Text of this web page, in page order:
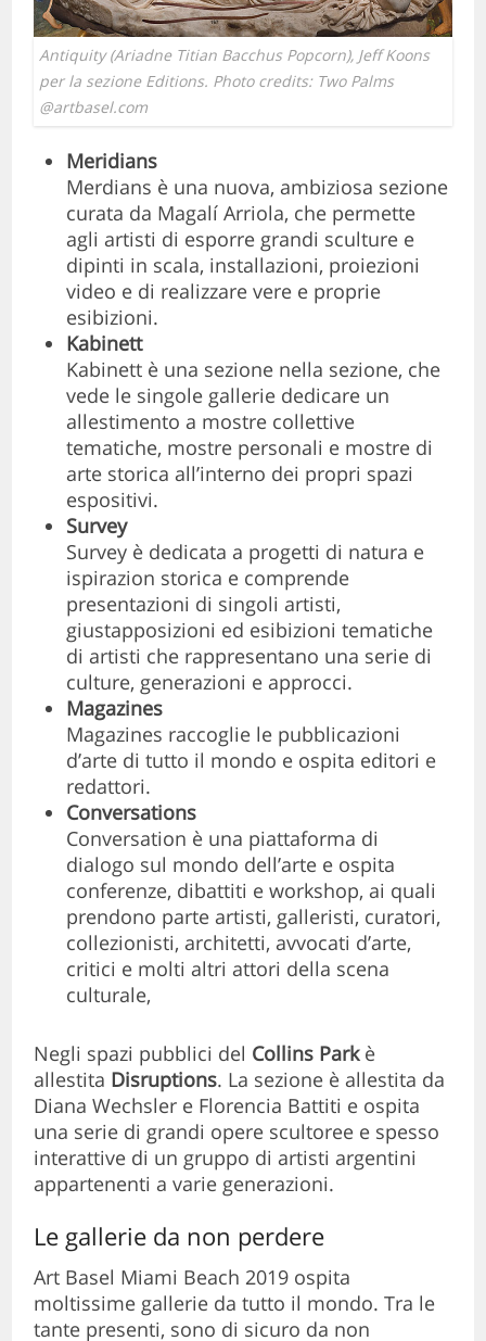
Antiquity (Ariadne Titian Bacchus Popcorn), Jeff Koons
per la sezione Editions. Photo credits: Two Palms
@artbasel.com
Meridians
Merdians è una nuova, ambiziosa sezione
curata da Magalí Arriola, che permette
agli artisti di esporre grandi sculture e
dipinti in scala, installazioni, proiezioni
video e di realizzare vere e proprie
esibizioni.
Kabinett
Kabinett è una sezione nella sezione, che
vede le singole gallerie dedicare un
allestimento a mostre collettive
tematiche, mostre personali e mostre di
arte storica all’interno dei propri spazi
espositivi.
Survey
Survey è dedicata a progetti di natura e
ispirazion storica e comprende
presentazioni di singoli artisti,
giustapposizioni ed esibizioni tematiche
di artisti che rappresentano una serie di
culture, generazioni e approcci.
Magazines
Magazines raccoglie le pubblicazioni
d’arte di tutto il mondo e ospita editori e
redattori.
Conversations
Conversation è una piattaforma di
dialogo sul mondo dell’arte e ospita
conferenze, dibattiti e workshop, ai quali
prendono parte artisti, galleristi, curatori,
collezionisti, architetti, avvocati d’arte,
critici e molti altri attori della scena
culturale,
Negli spazi pubblici del Collins Parkè
allestita Disruptions. La sezione è allestita da
Diana Wechsler e Florencia Battiti e ospita
una serie di grandi opere scultoree e spesso
interattive di un gruppo di artisti argentini
appartenenti a varie generazioni.
Le gallerie da non perdere
Art Basel Miami Beach 2019 ospita
moltissime gallerie da tutto il mondo. Tra le
tante presenti, sono di sicuro da non